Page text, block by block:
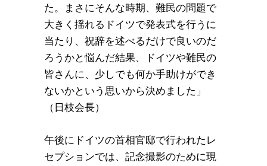
た。まさにそんな時期、難民の問題で
大きく揺れるドイツで発表式を行うに
当たり、祝辞を述べるだけで良いのだ
ろうかと悩んだ結果、ドイツや難民の
皆さんに、少しでも何か手助けができ
ないかという思いから決めました」
（日枝会長）
午後にドイツの首相官邸で行われたレ
セプションでは、記念撮影のために現